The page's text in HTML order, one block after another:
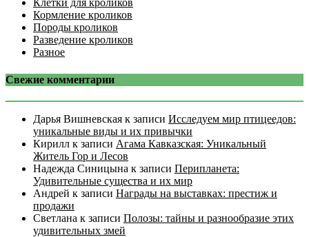
Клетки для кроликов
Кормление кроликов
Породы кроликов
Разведение кроликов
Разное
Свежие комментарии
Дарья Вишневская к записи Исследуем мир птицеедов:
уникальные виды и их привычки
Кирилл к записи Агама Кавказская: Уникальный
Житель Гор и Лесов
Надежда Синицына к записи Перипланета:
Удивительные существа и их мир
Андрей к записи Награды на выставках: престиж и
продажи
Светлана к записи Полозы: тайны и разнообразие этих
удивительных змей